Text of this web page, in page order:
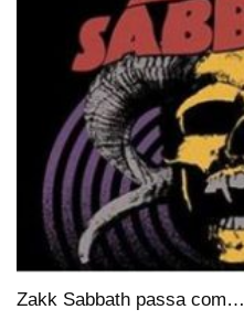
Zakk Sabbath passa com…